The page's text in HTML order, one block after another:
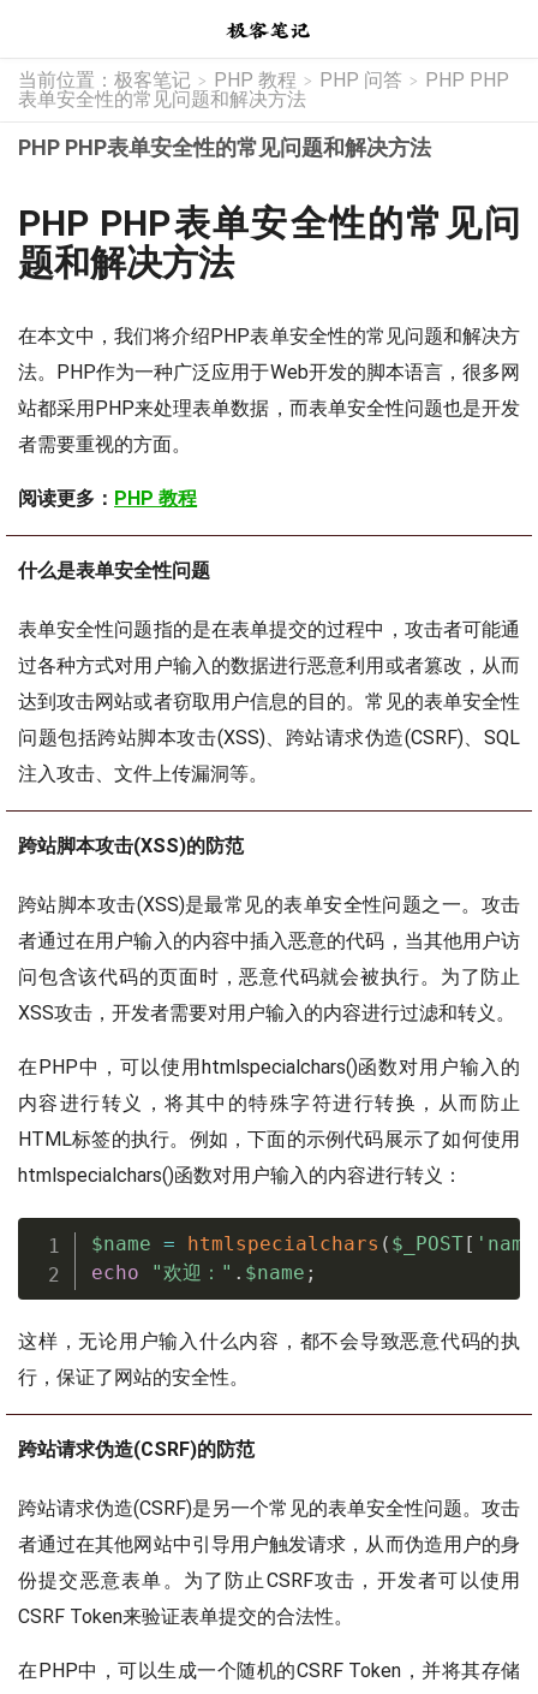
当前位置： 极客笔记 > PHP 教程 > PHP 问答 > PHP PHP
表单安全性的常见问题和解决方法
PHP PHP表单安全性的常见问题和解决方法
PHP PHP表单安全性的常见问
题和解决方法
在本文中，我们将介绍PHP表单安全性的常见问题和解决方
法。PHP作为一种广泛应用于Web开发的脚本语言，很多网
站都采用PHP来处理表单数据，而表单安全性问题也是开发
者需要重视的方面。
阅读更多： PHP 教程
什么是表单安全性问题
表单安全性问题指的是在表单提交的过程中，攻击者可能通
过各种方式对用户输入的数据进行恶意利用或者篡改，从而
达到攻击网站或者窃取用户信息的目的。常见的表单安全性
问题包括跨站脚本攻击(XSS)、跨站请求伪造(CSRF)、SQL
注入攻击、文件上传漏洞等。
跨站脚本攻击(XSS)的防范
跨站脚本攻击(XSS)是最常见的表单安全性问题之一。攻击
者通过在用户输入的内容中插入恶意的代码，当其他用户访
问包含该代码的页面时，恶意代码就会被执行。为了防止
XSS攻击，开发者需要对用户输入的内容进行过滤和转义。
在PHP中，可以使用htmlspecialchars()函数对用户输入的
内容进行转义，将其中的特殊字符进行转换，从而防止
HTML标签的执行。例如，下面的示例代码展示了如何使用
htmlspecialchars()函数对用户输入的内容进行转义：
$name = htmlspecialchars ( $_POST[
echo
"欢迎：" . $name ;
这样，无论用户输入什么内容，都不会导致恶意代码的执
行，保证了网站的安全性。
跨站请求伪造(CSRF)的防范
跨站请求伪造(CSRF)是另一个常见的表单安全性问题。攻击
者通过在其他网站中引导用户触发请求，从而伪造用户的身
份提交恶意表单。为了防止CSRF攻击，开发者可以使用
CSRF Token来验证表单提交的合法性。
在PHP中，可以生成一个随机的CSRF Token，并将其存储